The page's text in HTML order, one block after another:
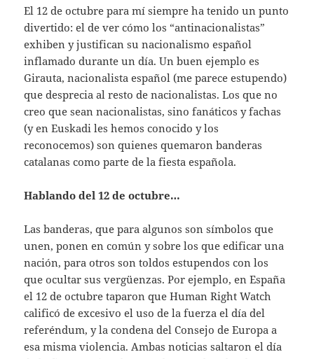
El 12 de octubre para mí siempre ha tenido un punto
divertido: el de ver cómo los “antinacionalistas”
exhiben y justifican su nacionalismo español
inflamado durante un día. Un buen ejemplo es
Girauta, nacionalista español (me parece estupendo)
que desprecia al resto de nacionalistas. Los que no
creo que sean nacionalistas, sino fanáticos y fachas
(y en Euskadi les hemos conocido y los
reconocemos) son quienes quemaron banderas
catalanas como parte de la fiesta española.
Hablando del 12 de octubre…
Las banderas, que para algunos son símbolos que
unen, ponen en común y sobre los que edificar una
nación, para otros son toldos estupendos con los
que ocultar sus vergüenzas. Por ejemplo, en España
el 12 de octubre taparon que Human Right Watch
calificó de excesivo el uso de la fuerza el día del
referéndum, y la condena del Consejo de Europa a
esa misma violencia. Ambas noticias saltaron el día